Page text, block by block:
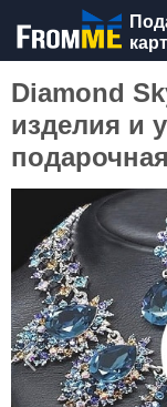
Diamond
изделия и
Previous